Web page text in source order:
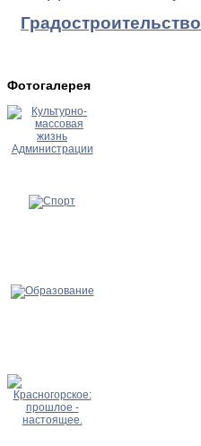
Градостроительство
Фотогалерея